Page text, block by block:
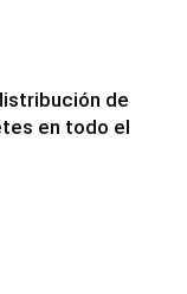
de
en todo el